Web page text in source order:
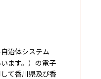
治体システム
ます。）の電子
て香川県及び香